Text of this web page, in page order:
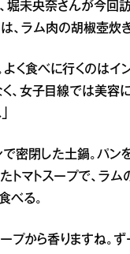
未央奈さんが今回訪
、ラム肉の胡椒壺炊き
く食べに行くのはイ
、女子目線では美容
閉した土鍋。パン
マトスープで、ラ
べる。
プから香りますね